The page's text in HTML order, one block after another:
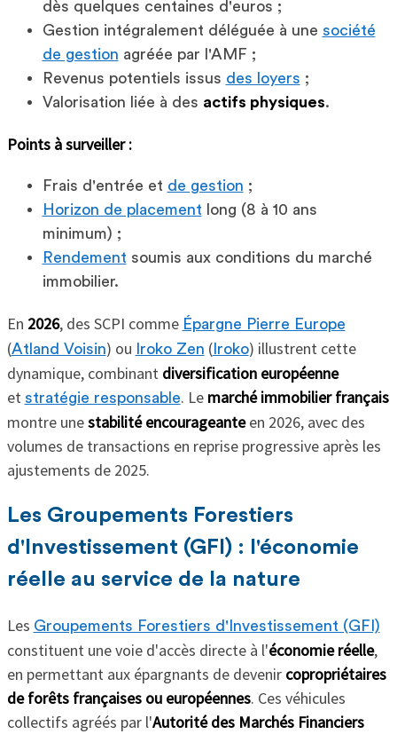
dès quelques centaines d'euros ;
Gestion intégralement déléguée à une société
de gestion agréée par l'AMF ;
Revenus potentiels issus des loyers ;
Valorisation liée à des actifs physiques.
Points à surveiller :
Frais d'entrée et de gestion ;
Horizon de placement long (8 à 10 ans
minimum) ;
Rendement soumis aux conditions du marché
immobilier.
En 2026, des SCPI comme Épargne Pierre Europe
(Atland Voisin) ou Iroko Zen (Iroko) illustrent cette
dynamique, combinant diversification européenne
et stratégie responsable. Le marché immobilier français
montre unestabilité encourageanteen 2026, avec des
volumes de transactions en reprise progressive après les
ajustements de 2025.
Les Groupements Forestiers
d'Investissement (GFI) : l'économie
réelle au service de la nature
Les Groupements Forestiers d'Investissement (GFI)
constituent une voie d'accès directe à l'économie réelle,
en permettant aux épargnants de devenir copropriétaires
de forêts françaises ou européennes. Ces véhicules
collectifs agréés par l'Autorité des Marchés Financiers